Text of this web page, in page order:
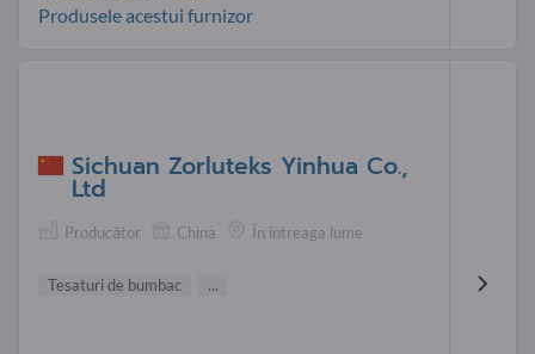
Produsele acestui furnizor
Sichuan Zorluteks Yinhua Co.,
Ltd
Producător China În întreaga lume
Tesaturi de bumbac ...